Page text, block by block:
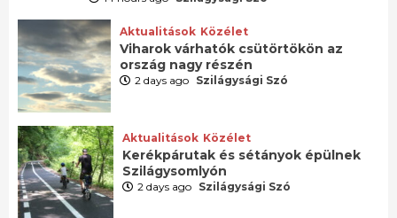
Aktualitások Közélet
Viharok várhatók csütörtökön az
ország nagy részén
2 days ago Szilágysági Szó
Aktualitások Közélet
Kerékpárutak és sétányok épülnek
Szilágysomlyón
2 days ago Szilágysági Szó